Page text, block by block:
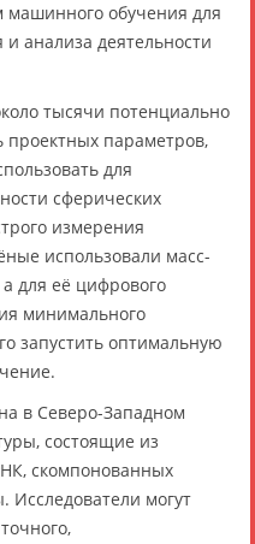
обучения для
анализа деятельности
тысячи потенциально
параметров,
для
сферических
измерения
использовали масс-
для её цифрового
минимального
запустить оптимальную
в Северо-Западном
состоящие из
скомпонованных
Исследователи могут